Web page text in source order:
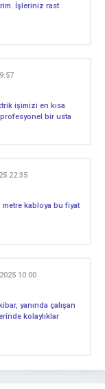
İşleriniz rast
işimizi en kısa
bir usta
22:35
kabloya bu fiyat
10:00
yanında çalışan
kolaylıklar